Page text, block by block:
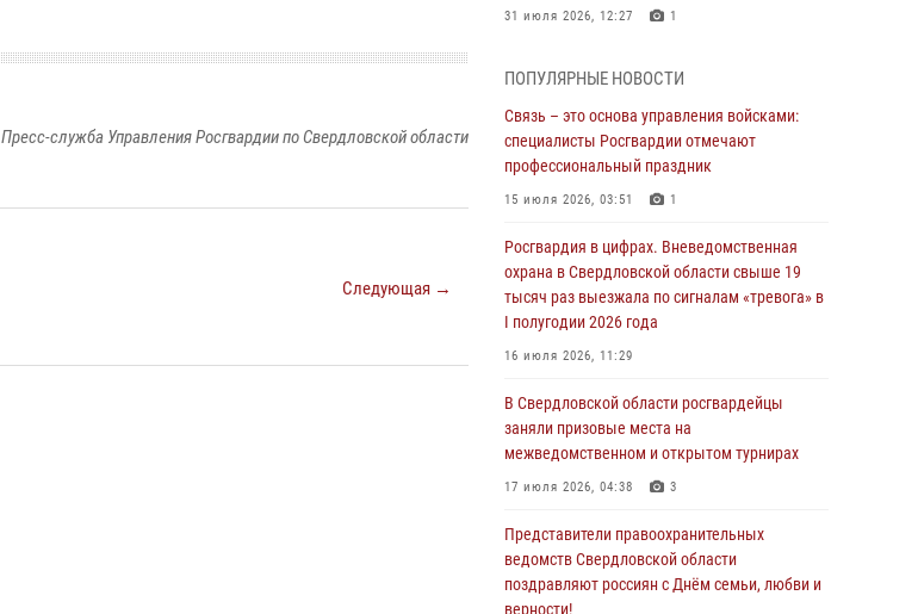
Пресс-служба Управления Росгвардии по Свердловской области
Следующая →
31 июля 2026, 12:27 1
граждан на южном направлении
31 июля 2026, 06:56 1
Представитель Управления Росгвардии по
Свердловской области рассказал об итогах
телекомпании «Телекон»
30 июля 2026, 11:33 1
В Свердловской области росгвардейцы стали
призерами спартакиады «Динамо» памяти
29 июля 2026, 12:30 6
Православные священники поддержали
росгвардейцев в зоне СВО
Свердловские росгвардейцы завоевали
медали на окружном чемпионате по
ПОПУЛЯРНЫЕ НОВОСТИ
Связь – это основа управления войсками:
специалисты Росгвардии отмечают
профессиональный праздник
15 июля 2026, 03:51 1
Росгвардия в цифрах. Вневедомственная
охрана в Свердловской области свыше 19
тысяч раз выезжала по сигналам «тревога» в
I полугодии 2026 года
16 июля 2026, 11:29
В Свердловской области росгвардейцы
заняли призовые места на
межведомственном и открытом турнирах
17 июля 2026, 04:38 3
Представители правоохранительных
ведомств Свердловской области
поздравляют россиян с Днём семьи, любви и
верности!